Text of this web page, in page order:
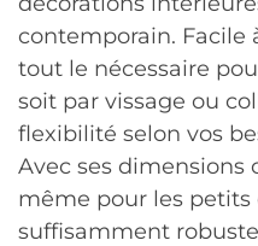
contemporain. Facile
tout le nécessaire
soit par vissage ou
flexibilité selon vos
Avec ses dimensions
même pour les
suffisamment